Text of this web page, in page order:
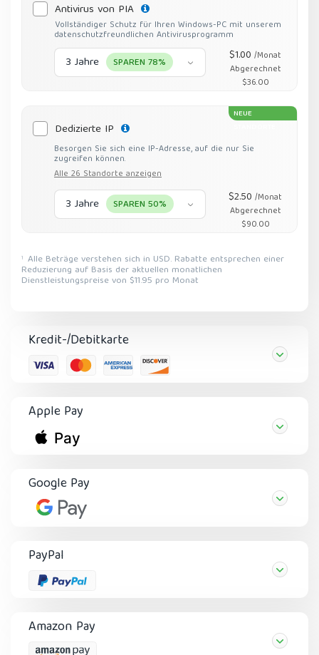
Kredit-/Debitkarte
Apple Pay
Google Pay
PayPal
Amazon Pay
Antivirus von PIA
Vollständiger Schutz für Ihren Windows-PC mit unserem
datenschutzfreundlichen Antivirusprogramm
3 Jahre SPAREN 78% $1.00/Monat
Abgerechnet
$36.00
NEUE
Dedizierte IP
Besorgen Sie sich eine IP-Adresse, auf die nur Sie
zugreifen können.
Alle 26 Standorte anzeigen
3 Jahre SPAREN 50% $2.50/Monat
Abgerechnet
$90.00
1 Alle Beträge verstehen sich in USD. Rabatte entsprechen einer
Reduzierung auf Basis der aktuellen monatlichen
Dienstleistungspreise von $11.95 pro Monat